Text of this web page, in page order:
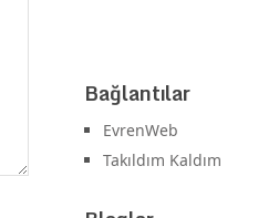
Bağlantılar
EvrenWeb
Takıldım Kaldım